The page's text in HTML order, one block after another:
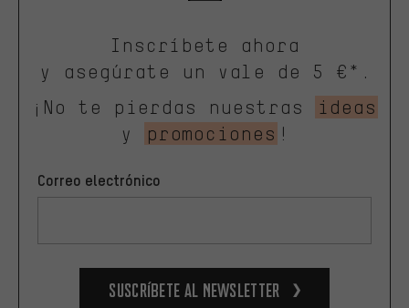
Inscríbete ahora
y asegúrate un vale de 5 €*.
¡No te pierdas nuestras
ideas
y
promociones !
Correo electrónico
Suscríbete al newsletter